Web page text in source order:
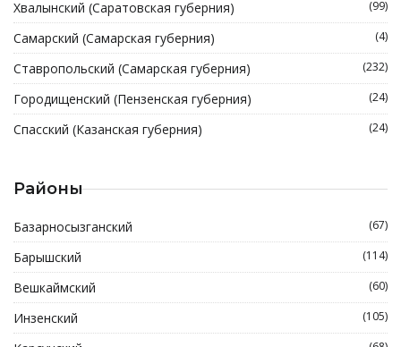
Хвалынский (Саратовская губерния) (99)
Самарский (Самарская губерния) (4)
Ставропольский (Самарская губерния) (232)
Городищенский (Пензенская губерния) (24)
Спасский (Казанская губерния) (24)
Районы
Базарносызганский (67)
Барышский (114)
Вешкаймский (60)
Инзенский (105)